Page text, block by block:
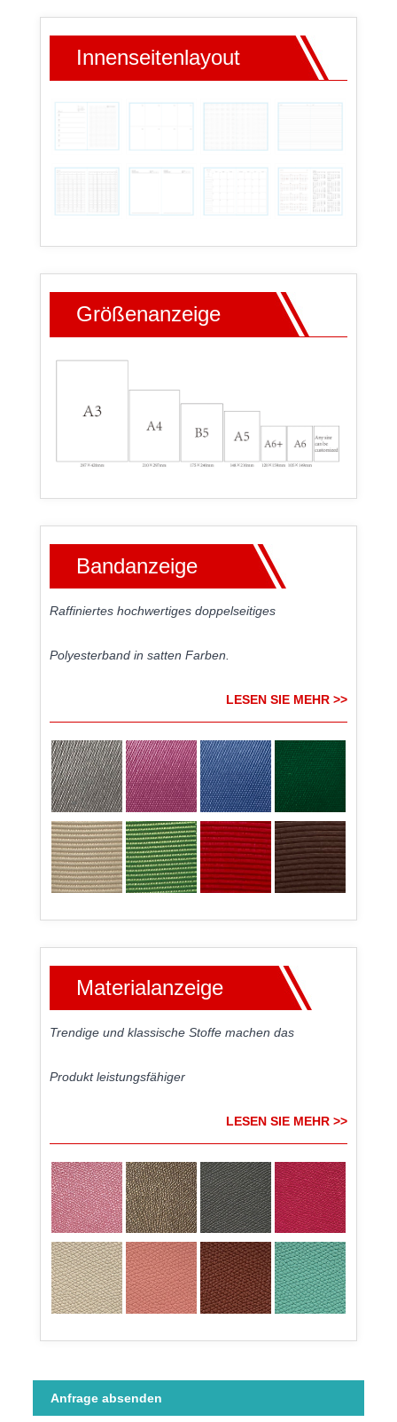
Innenseitenlayout
Größenanzeige
Bandanzeige
Raffiniertes hochwertiges doppelseitiges
Polyesterband in satten Farben.
LESEN SIE MEHR >>
Materialanzeige
Trendige und klassische Stoffe machen das
Produkt leistungsfähiger
LESEN SIE MEHR >>
Anfrage absenden